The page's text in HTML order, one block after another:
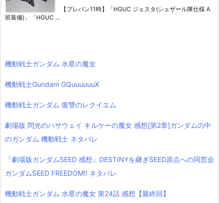
【プレバン11時】「HGUC ジェスタ(シェザール隊仕様 A
班装備)」「HGUC ...
機動戦士ガンダム 水星の魔女
機動戦士Gundam GQuuuuuuX
機動戦士ガンダム 復讐のレクイエム
劇場版 閃光のハサウェイ キルケーの魔女 感想[第2章]ガンダムの中
のガンダム 機動戦士 ネタバレ
『劇場版ガンダムSEED 感想』DESTINYを継ぎSEED原点への同窓会
ガンダムSEED FREEDOM!! ネタバレ
機動戦士ガンダム 水星の魔女 第24話 感想【最終回】